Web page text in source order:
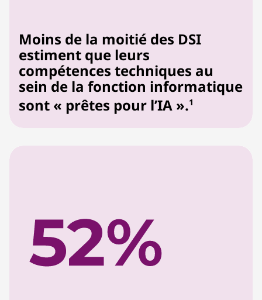
Moins de la moitié des DSI
estiment que leurs
compétences techniques au
sein de la fonction informatique
sont « prêtes pour l’IA ».1